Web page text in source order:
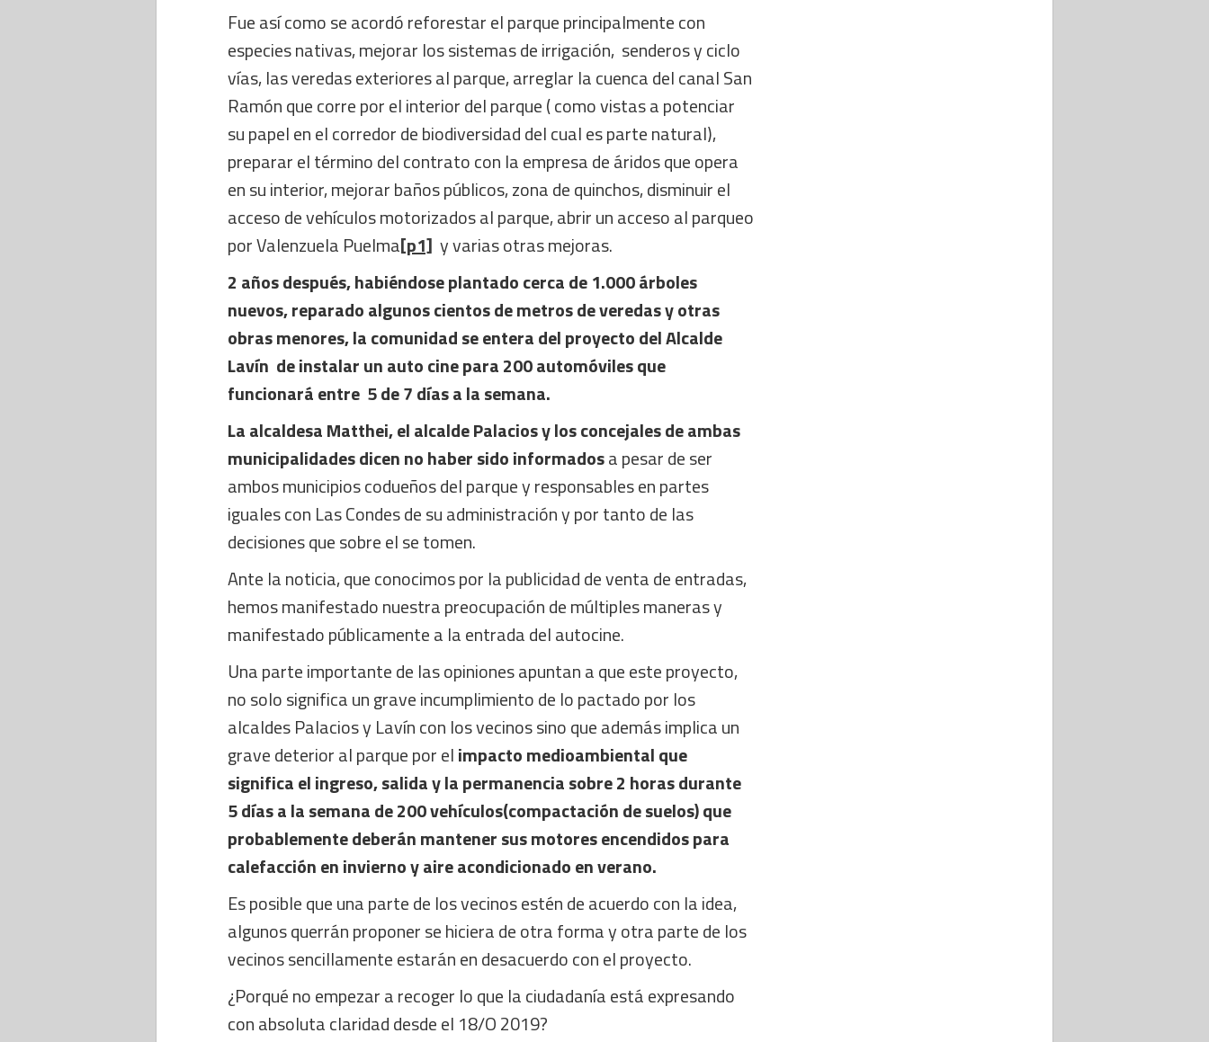
Fue así como se acordó reforestar el parque principalmente con
especies nativas, mejorar los sistemas de irrigación, senderos y ciclo
vías, las veredas exteriores al parque, arreglar la cuenca del canal San
Ramón que corre por el interior del parque ( como vistas a potenciar
su papel en el corredor de biodiversidad del cual es parte natural),
preparar el término del contrato con la empresa de áridos que opera
en su interior, mejorar baños públicos, zona de quinchos, disminuir el
acceso de vehículos motorizados al parque, abrir un acceso al parqueo
por Valenzuela Puelma[p1] y varias otras mejoras.
2 años después, habiéndose plantado cerca de 1.000 árboles
nuevos, reparado algunos cientos de metros de veredas y otras
obras menores, la comunidad se entera del proyecto del Alcalde
Lavín de instalar un auto cine para 200 automóviles que
funcionará entre 5 de 7 días a la semana.
La alcaldesa Matthei, el alcalde Palacios y los concejales de ambas
municipalidades dicen no haber sido informadosa pesar de ser
ambos municipios codueños del parque y responsables en partes
iguales con Las Condes de su administración y por tanto de las
decisiones que sobre el se tomen.
Ante la noticia, que conocimos por la publicidad de venta de entradas,
hemos manifestado nuestra preocupación de múltiples maneras y
manifestado públicamente a la entrada del autocine.
Una parte importante de las opiniones apuntan a que este proyecto,
no solo significa un grave incumplimiento de lo pactado por los
alcaldes Palacios y Lavín con los vecinos sino que además implica un
grave deterior al parque por elimpacto medioambiental que
significa el ingreso, salida y la permanencia sobre 2 horas durante
5 días a la semana de 200 vehículos(compactación de suelos) que
probablemente deberán mantener sus motores encendidos para
calefacción en invierno y aire acondicionado en verano.
Es posible que una parte de los vecinos estén de acuerdo con la idea,
algunos querrán proponer se hiciera de otra forma y otra parte de los
vecinos sencillamente estarán en desacuerdo con el proyecto.
¿Porqué no empezar a recoger lo que la ciudadanía está expresando
con absoluta claridad desde el 18/O 2019?